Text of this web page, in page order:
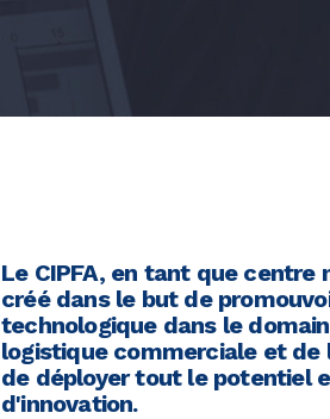
Le CIPFA, en tant que
créé dans le but de
technologique dans le
logistique commerciale et
de déployer tout le potentiel
d'innovation.